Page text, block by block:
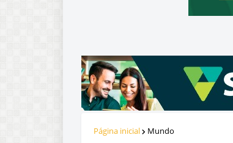
Página inicial Mundo